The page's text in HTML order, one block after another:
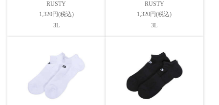
RUSTY
1,320円(税込)
3L
RUSTY
1,320円(税込)
3L